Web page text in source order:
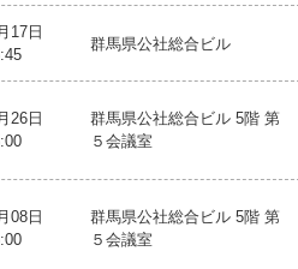
17日
群馬県公社総合ビル
26日
群馬県公社総合ビル 5階 第
５会議室
08日
群馬県公社総合ビル 5階 第
５会議室